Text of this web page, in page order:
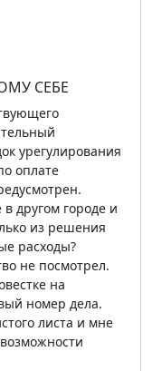
СЕБЕ
урегулирования
оплате
другом городе и
из решения
расходы?
не посмотрел.
на
номер дела.
листа и мне